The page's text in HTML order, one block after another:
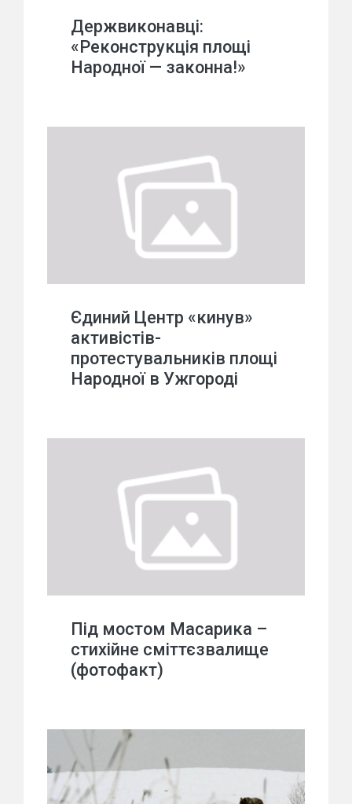
Держвиконавці:
«Реконструкція площі
Народної — законна!»
Єдиний Центр «кинув»
активістів-
протестувальників площі
Народної в Ужгороді
Під мостом Масарика –
стихійне сміттєзвалище
(фотофакт)